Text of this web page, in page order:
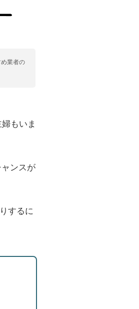
業者の
もいま
ンスが
するに